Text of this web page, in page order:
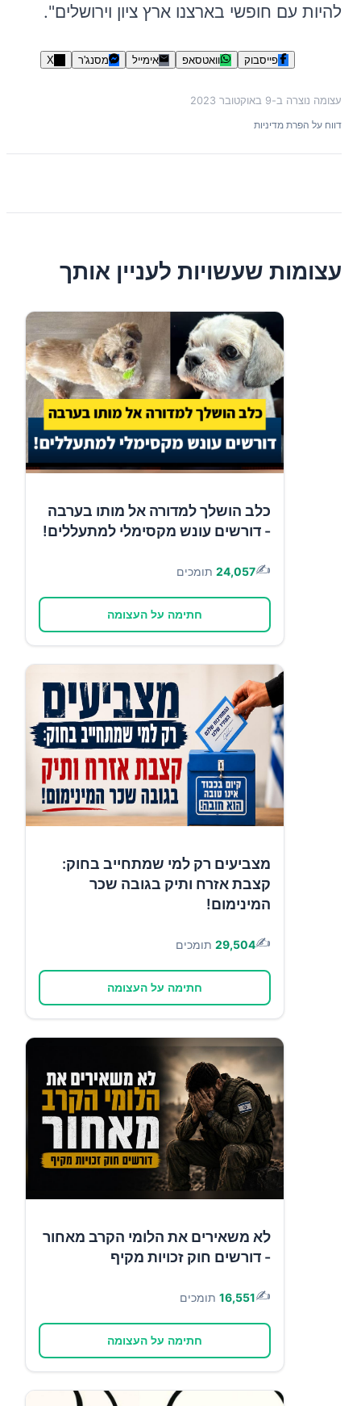
להיות עם חופשי בארצנו ארץ ציון וירושלים".
פייסבוק וואטסאפ אימייל מסנג'ר X
עצומה נוצרה ב-9 באוקטובר 2023
דווח על הפרת מדיניות
עצומות שעשויות לעניין אותך
כלב הושלך למדורה אל מותו בערבה
- דורשים עונש מקסימלי למתעללים!
✍️
24,057 תומכים
חתימה על העצומה
מצביעים רק למי שמתחייב בחוק:
קצבת אזרח ותיק בגובה שכר
המינימום!
✍️
29,504 תומכים
חתימה על העצומה
לא משאירים את הלומי הקרב מאחור
- דורשים חוק זכויות מקיף
✍️
16,551 תומכים
חתימה על העצומה